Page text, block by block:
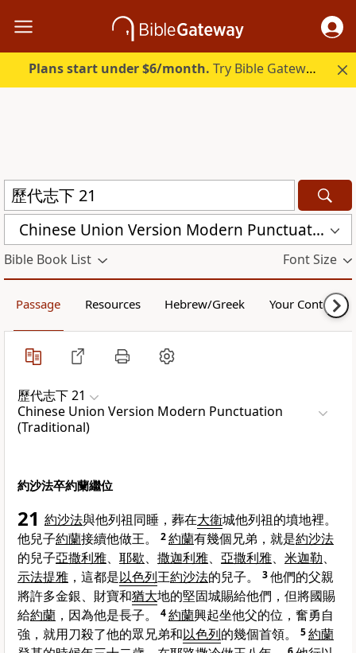
Plans start under $6/month. Try Bible Gateway Plus.
Chinese Union Version Modern Punctuation (Traditional) (CUVMPT)
Bible Book List Font Size
Passage Resources Hebrew/Greek Your Content
歷代志下 21
Chinese Union Version Modern Punctuation
(Traditional)
約沙法卒約蘭繼位
21 約沙法與他列祖同睡，葬在大衛城他列祖的墳地裡。
他兒子約蘭接續他做王。 2約蘭有幾個兄弟，就是約沙法
的兒子亞撒利雅、 耶歇、 撒迦利雅、 亞撒利雅、 米迦勒、
示法提雅 ，這都是以色列王約沙法的兒子。 3他們的父親
將許多金銀、財寶和猶大地的堅固城賜給他們，但將國賜
給約蘭 ，因為他是長子。 4約蘭興起坐他父的位，奮勇自
強，就用刀殺了他的眾兄弟和以色列的幾個首領。 5約蘭